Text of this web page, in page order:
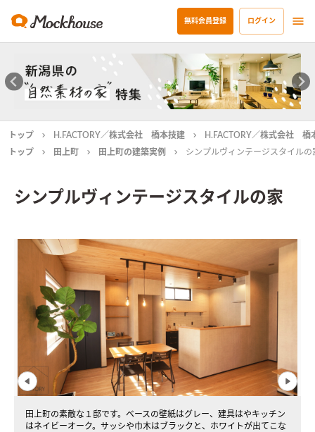
無料会員登録 ログイン
トップ H.FACTORY／株式会社 橋本技建
H.FACTORY／株式会社 橋
トップ
田上町 田上町の建築実例 シンプルヴィンテージスタイルの
シンプルヴィンテージスタイルの家
田上町の素敵な１邸です。ベースの壁紙はグレー、建具はやキッチン
はネイビーオーク。サッシや巾木はブラックと、ホワイトが出てこな